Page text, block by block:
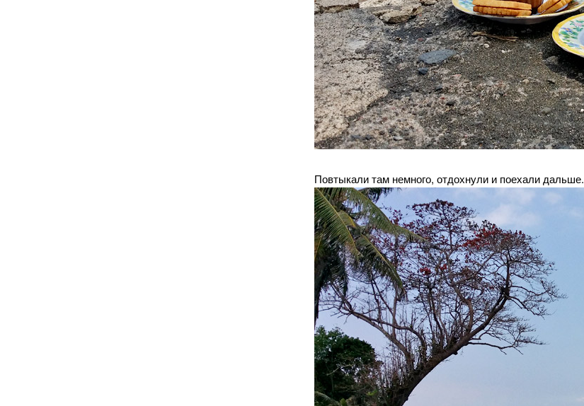
Повтыкали там немного, отдохнули и поехали дальше.